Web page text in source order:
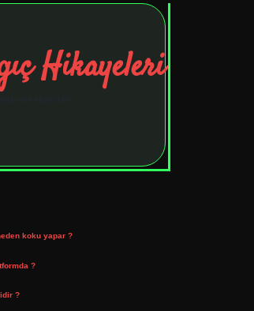
Hikayeleri
koku yapar ?
?
?
tulipbetelexbett.net